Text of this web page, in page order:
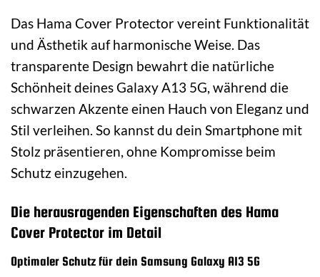
Das Hama Cover Protector vereint Funktionalität
und Ästhetik auf harmonische Weise. Das
transparente Design bewahrt die natürliche
Schönheit deines Galaxy A13 5G, während die
schwarzen Akzente einen Hauch von Eleganz und
Stil verleihen. So kannst du dein Smartphone mit
Stolz präsentieren, ohne Kompromisse beim
Schutz einzugehen.
Die herausragenden Eigenschaften des Hama
Cover Protector im Detail
Optimaler Schutz für dein Samsung Galaxy A13 5G